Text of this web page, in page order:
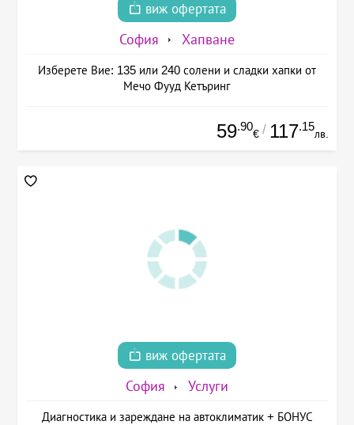
виж офертата
София Хапване
Изберете Вие: 135 или 240 солени и сладки хапки от
Мечо Фууд Кетъринг
59.90
€ / 117.15
лв.
виж офертата
София Услуги
Диагностика и зареждане на автоклиматик + БОНУС